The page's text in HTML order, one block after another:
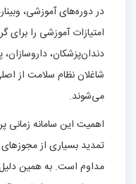
در دوره‌های آموزشی،
امتیازات آموزشی را برای
دندان‌پزشکان، داروسازان،
شاغلان نظام سلامت از
می‌شوند.
اهمیت این سامانه زمانی
تمدید بسیاری از مجوزهای
مداوم است. به همین دلیل،